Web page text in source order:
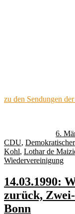
zu den Sendungen
6.
CDU,
Kohl, Lothar de
Wiedervereinigung
14.03.1990:
zurück,
Bonn